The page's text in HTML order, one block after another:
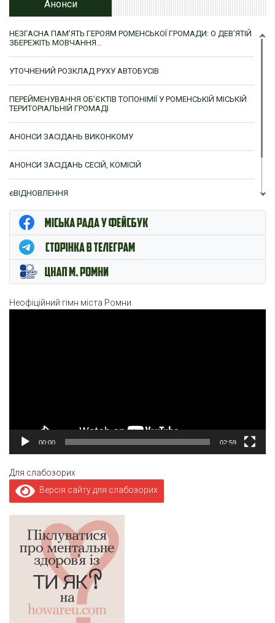
Анонси
НЕЗГАСНА ПАМ’ЯТЬ ГЕРОЯМ РОМЕНСЬКОЇ ГРОМАДИ: О ДЕВ’ЯТІЙ
ЗБЕРЕЖІТЬ МОВЧАННЯ…
УТОЧНЕНИЙ РОЗКЛАД РУХУ АВТОБУСІВ
ПЕРЕЙМЕНУВАННЯ ОБ’ЄКТІВ ТОПОНІМІЇ У РОМЕНСЬКІЙ МІСЬКІЙ
ТЕРИТОРІАЛЬНІЙ ГРОМАДІ
АНОНСИ ЗАСІДАНЬ ВИКОНКОМУ
АНОНСИ ЗАСІДАНЬ СЕСІЙ, КОМІСІЙ
єВІДНОВЛЕННЯ
ЦНАП м. Ромни
Неофіційний гімн міста Ромни
00:00 02:59
Для слабозорих
Версія сайту для слабозорих